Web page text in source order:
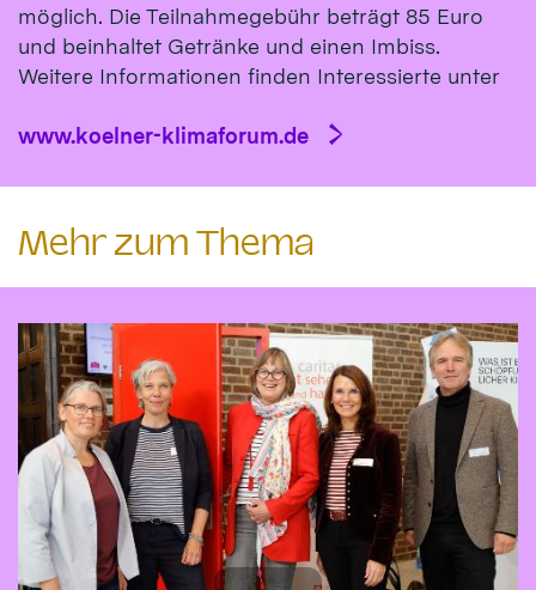
möglich. Die Teilnahmegebühr beträgt 85 Euro
und beinhaltet Getränke und einen Imbiss.
Weitere Informationen finden Interessierte unter
www.koelner-klimaforum.de
Mehr zum Thema